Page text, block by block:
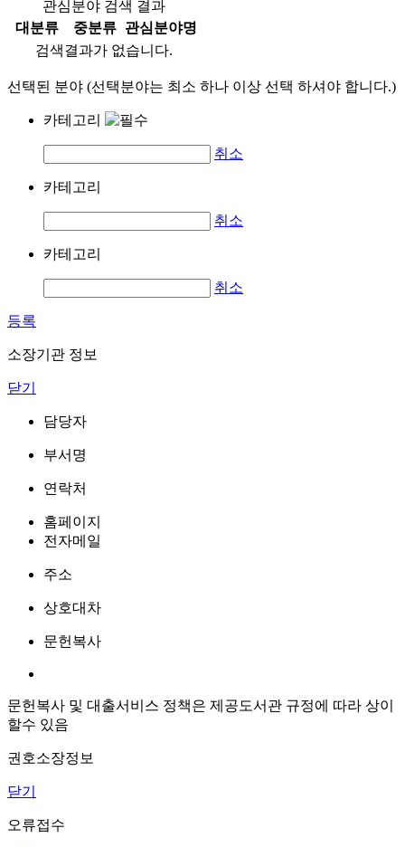
관심분야 검색 결과
대분류
중분류
관심분야명
검색결과가 없습니다.
선택된 분야 (선택분야는 최소 하나 이상 선택 하셔야 합니다.)
카테고리
취소
카테고리
취소
카테고리
취소
등록
소장기관 정보
닫기
담당자
부서명
연락처
홈페이지
전자메일
주소
상호대차
문헌복사
문헌복사 및 대출서비스 정책은 제공도서관 규정에 따라 상이
할수 있음
권호소장정보
닫기
오류접수